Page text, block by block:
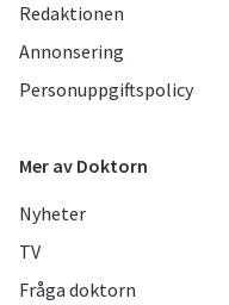
Redaktionen
Annonsering
Personuppgiftspolicy
Mer av Doktorn
Nyheter
TV
Fråga doktorn